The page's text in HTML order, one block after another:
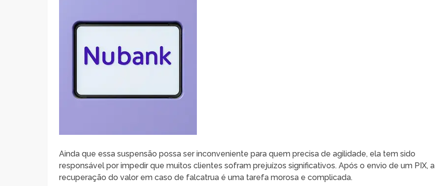
Ainda que essa suspensão possa ser inconveniente para quem precisa de agilidade, ela tem sido
responsável por impedir que muitos clientes sofram prejuízos significativos. Após o envio de um PIX, a
recuperação do valor em caso de falcatrua é uma tarefa morosa e complicada.